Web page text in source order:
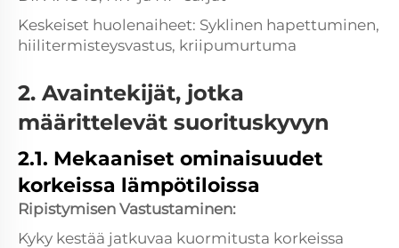
Keskeiset huolenaiheet: Syklinen hapettuminen,
hiilitermisteysvastus, kriipumurtuma
2. Avaintekijät, jotka
määrittelevät suorituskyvyn
2.1. Mekaaniset ominaisuudet
korkeissa lämpötiloissa
Ripistymisen Vastustaminen:
Kyky kestää jatkuvaa kuormitusta korkeissa